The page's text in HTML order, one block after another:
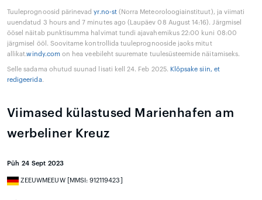
Tuuleprognoosid pärinevadyr.no-st(Norra Meteoroloogiainstituut), ja viimati
uuendatud 3 hours and 7 minutes ago (Laupäev 08 August 14:16). Järgmisel
öösel näitab punktisumma halvimat tundi ajavahemikus 22:00 kuni 08:00
järgmisel ööl. Soovitame kontrollida tuuleprognooside jaoks mitut
allikat.windy.comon hea veebileht suuremate tuulesüsteemide näitamiseks.
Selle sadama ohutud suunad lisati kell 24. Feb 2025. Klõpsake siin, et
redigeerida.
Viimased külastused Marienhafen am
werbeliner Kreuz
Püh 24 Sept 2023
ZEEUWMEEUW [MMSI: 912119423]